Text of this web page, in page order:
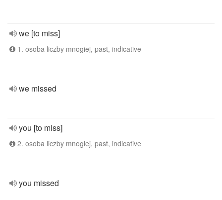
we [to miss]
1. osoba liczby mnogiej, past, indicative
we missed
you [to miss]
2. osoba liczby mnogiej, past, indicative
you missed